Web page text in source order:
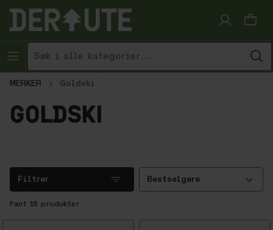
Hopp til innhold
MERKER Goldski
goldski
Filtrer Bestselgere
Fant 15 produkter